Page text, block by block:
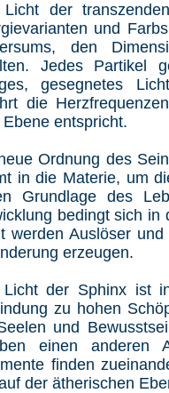
Licht der
und
den
Jedes Partikel
gesegnetes
die
Ebene entspricht.
Ordnung des
in die Materie, um
Grundlage des
bedingt sich
werden Auslöser
erzeugen.
Licht der Sphinx ist
zu hohen
und
einen anderen
finden
der ätherischen